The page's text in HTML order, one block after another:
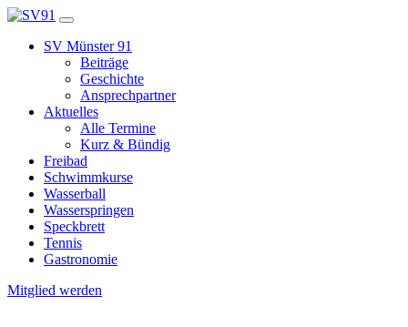
SV Münster 91
Beiträge
Geschichte
Ansprechpartner
Aktuelles
Alle Termine
Kurz & Bündig
Freibad
Schwimmkurse
Wasserball
Wasserspringen
Speckbrett
Tennis
Gastronomie
Mitglied werden